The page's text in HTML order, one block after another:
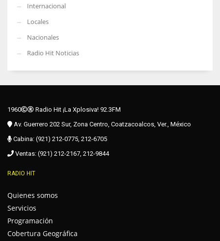
Internacional
Locales
Nacionales
Radio Hit Noticias
1960
Radio Hit ¡La Xplosiva! 92.3FM
Av. Guerrero 202 Sur, Zona Centro, Coatzacoalcos, Ver., México
Cabina: (921) 212-0775, 212-6705
Ventas: (921) 212-2167, 212-9844
RADIO HIT
Quienes somos
Servicios
Programación
Cobertura Geográfica